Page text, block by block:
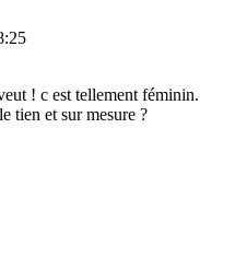
! c est tellement féminin.
tien et sur mesure ?